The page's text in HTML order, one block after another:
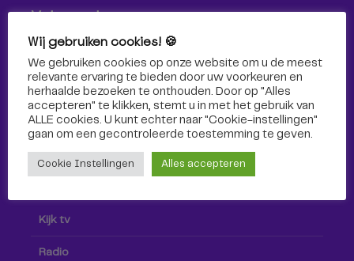
Volg ons!
Volg Omroep Tilburg niet alleen hier, maar ook via social
media!
Kijk tv
Radio
Wij gebruiken cookies! 🍪
We gebruiken cookies op onze website om u de meest
relevante ervaring te bieden door uw voorkeuren en
herhaalde bezoeken te onthouden. Door op "Alles
accepteren" te klikken, stemt u in met het gebruik van
ALLE cookies. U kunt echter naar "Cookie-instellingen"
gaan om een ​​gecontroleerde toestemming te geven.
Cookie Instellingen Alles accepteren